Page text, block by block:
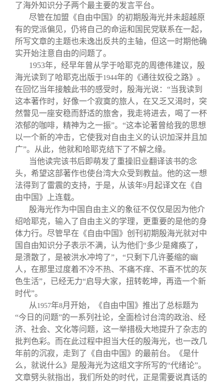
了海外知识分子两个最主要的发言平台。
尽管在加盟《自由中国》的初期殷海光并未超越原
有的党派偏见，仍将自己的命运和国民党联系在一起，
所写文章的主题也未逸出反共的主轴，但这一时期他确
实开始注意自由的问题了。
1953年，经早年曾从学于哈耶克的周德伟建议，殷
海光读到了哈耶克出版于1944年的《通往奴役之路》。
在回忆当年接触此书的感受时，殷海光说：“当我读到
这本著作时，好像一个寂寞的旅人，在又乏又渴时，突
然瞥见一座安稳而舒适的旅舍，我走将进去，喝了一杯
浓郁的咖啡，精神为之一振”。“这本论著曾给我的思想
以一个新的冲击，它使我对自由主义的认识加深并且加
广”。从此，他就和哈耶克结下了不解之缘。
当他读完该书后即萌发了重操旧业翻译该书的念
头，希望这部著作也使台湾大众受到教益。他的这一想
法得到了雷震的支持，于是，从该年9月起译文在《自
由中国》上连载。
殷海光作为中国自由主义的象征不仅仅是因为他介
绍哈耶克，输入了自由主义的学理，更重要的是他的身
体力行。尽管早在《自由中国》创刊初期殷海光就对中
国自由知识分子表示不满，认为他们“多少是瘫痪了，
是溃散了，是被洪水冲垮了”，“只剩下几许萎缩的幽
人，在那里过度着不冷不热、不痛不痒、不喜不忧的灰
色生活”，已经无力“启导大家，扭转乾坤，再造一个新
时代”。
从 1957年8月开始，《自由中国》推出了总标题为
“今日的问题”的一系列社论，全面检讨台湾的政治、经
济、社会、文化等问题，这一举措极大地提升了杂志的
批判色彩。而在此过程中担当大任的殷海光，也一改几
年前的沉寂，走到了《自由中国》的最前台。《是什
么，就说什么》是殷海光为这组文字所写的“代绪论”。
文章劈头就指出，我们所处的时代，正是需要说真话的